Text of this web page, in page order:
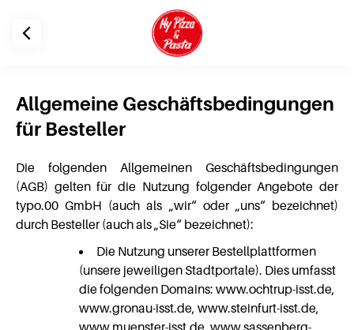
Allgemeine Geschäftsbedingungen
für Besteller
Die folgenden Allgemeinen Geschäftsbedingungen
(AGB) gelten für die Nutzung folgender Angebote der
typo.00 GmbH (auch als „wir“ oder „uns“ bezeichnet)
durch Besteller (auch als „Sie“ bezeichnet):
Die Nutzung unserer Bestellplattformen
(unsere jeweiligen Stadtportale). Dies umfasst
die folgenden Domains: www.ochtrup-isst.de,
www.gronau-isst.de, www.steinfurt-isst.de,
www.muenster-isst.de, www.sassenberg-